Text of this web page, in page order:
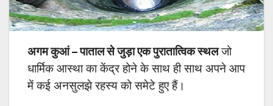
अगम कुआं – पाताल से जुड़ा एक पुरातात्विक स्थलजो
धार्मिक आस्था का केंद्र होने के साथ ही साथ अपने आप
में कई अनसुलझे रहस्य को समेटे हुए हैं।